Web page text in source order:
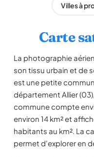
Villes à
Carte
La photographie
son tissu urbain et de
est une petite
département Allier
commune compte
environ 14 km² et
habitants au km². La
permet d'explorer en